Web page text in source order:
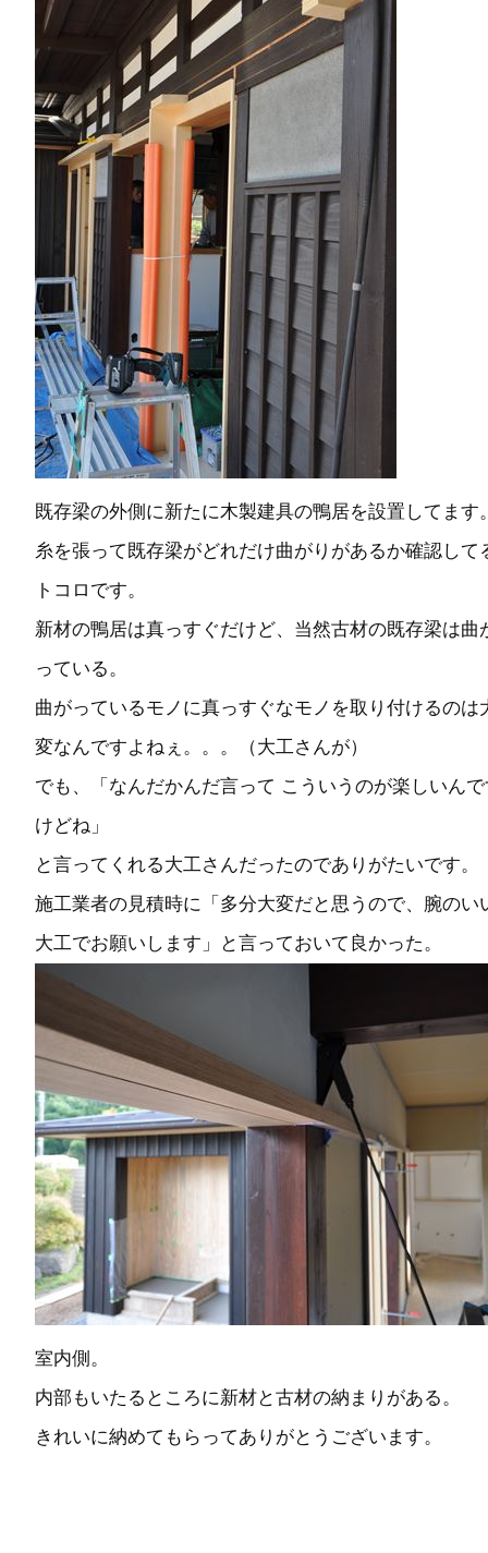
既存梁の外側に新たに木製建具の鴨居を設置してます
糸を張って既存梁がどれだけ曲がりがあるか確認して
トコロです。
新材の鴨居は真っすぐだけど、当然古材の既存梁は曲
っている。
曲がっているモノに真っすぐなモノを取り付けるのは
変なんですよねぇ。。。（大工さんが）
でも、「なんだかんだ言って こういうのが楽しいん
けどね」
と言ってくれる大工さんだったのでありがたいです。
施工業者の見積時に「多分大変だと思うので、腕のい
大工でお願いします」と言っておいて良かった。
室内側。
内部もいたるところに新材と古材の納まりがある。
きれいに納めてもらってありがとうございます。